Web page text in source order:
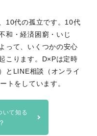
10代の孤立です。10代
和・経済困窮・いじ
って、いくつかの安心
こります。D×Pは定時
とLINE相談（オンライ
トをしています。
いて知る